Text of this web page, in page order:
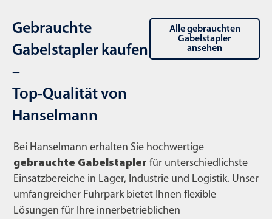
Gebrauchte
Gabelstapler kaufen
–
Top-Qualität von
Hanselmann
Alle gebrauchten
Gabelstapler
ansehen
Bei Hanselmann erhalten Sie hochwertige
gebrauchte Gabelstapler für unterschiedlichste
Einsatzbereiche in Lager, Industrie und Logistik. Unser
umfangreicher Fuhrpark bietet Ihnen flexible
Lösungen für Ihre innerbetrieblichen